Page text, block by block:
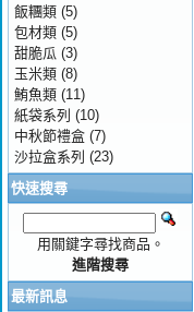
飯糰類 (5)
包材類 (5)
甜脆瓜 (3)
玉米類 (8)
鮪魚類 (11)
紙袋系列 (10)
中秋節禮盒 (7)
沙拉盒系列 (23)
快速搜尋
用關鍵字尋找商品。
進階搜尋
最新訊息